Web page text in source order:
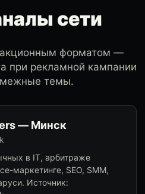
сети
форматом —
при рекламной кампании
темы.
— Минск
в IT, арбитраже
маркетинге, SEO, SMM,
Источник: